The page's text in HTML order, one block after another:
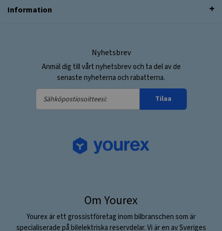
Information
Nyhetsbrev
Anmäl dig till vårt nyhetsbrev och ta del av de
senaste nyheterna och rabatterna.
Sähköpostiosoitteesi:
Tilaa
Om Yourex
Yourex är ett grossistföretag inom bilbranschen som är
specialiserade på bilelektriska reservdelar. Vi är en av Sveriges